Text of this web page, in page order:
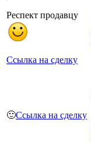
Респект продавцу
Ссылка на сделку
🙂Ссылка на сделку